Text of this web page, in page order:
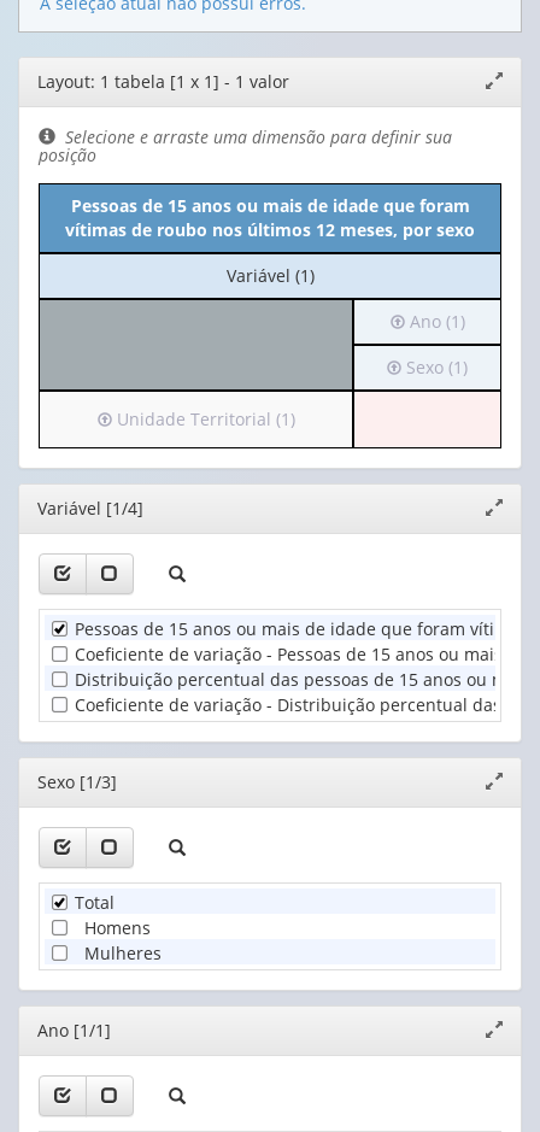
Editor
de
layout
janela
Layout: 1 tabela [1 x 1] - 1 valor
Selecione e arraste uma dimensão para definir sua
posição
Pessoas de 15 anos ou mais de idade que foram
vítimas de roubo nos últimos 12 meses, por sexo
No
cabeçalho:
Variável (1)
Irá
para
o
cabeçalho
1
valor):
Ano
Ano (1)
Irá
para
(possui
apenas
valor):
(1)
Sexo (1)
Irá
para
o
cabeçalho
(possui
apenas
1
valor):
Unidade
Territorial
(1)
Unidade Territorial (1)
Editor
janela
Variável [1/4]
Pessoas de 15 anos ou mais de idade que foram
Coeficiente de variação - Pessoas de 15 anos ou mais
Distribuição percentual das pessoas de 15 anos ou
Coeficiente de variação - Distribuição percentual das
Editor
janela
Sexo [1/3]
Total
Homens
Mulheres
Editor
janela
Ano [1/1]